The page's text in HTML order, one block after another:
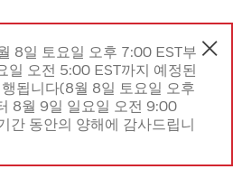
8일 토요일 오후 7:00 EST부
일 오전 5:00 EST까지 예정된
됩니다(8월 8일 토요일 오후
8월 9일 일요일 오전 9:00
간 동안의 양해에 감사드립니